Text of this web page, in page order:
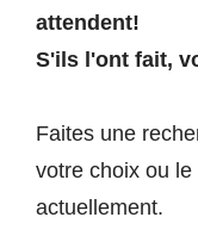
attendent!
S'ils l'ont fait,
Faites une
votre choix ou
actuellement.